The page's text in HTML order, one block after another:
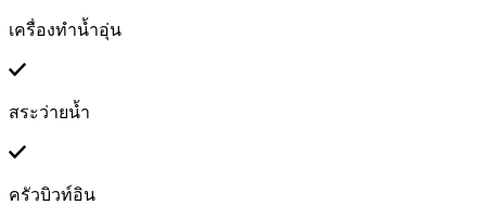
เครื่องทำน้ำอุ่น
สระว่ายน้ำ
ครัวบิวท์อิน